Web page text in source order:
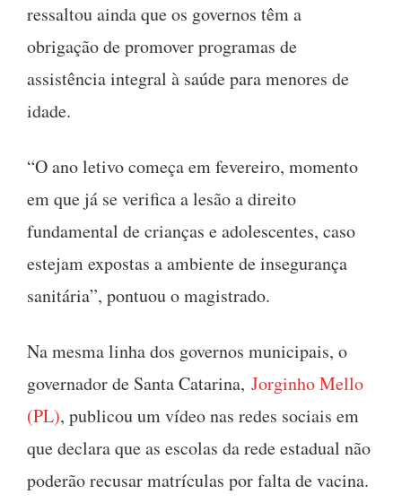
ressaltou ainda que os governos têm a
obrigação de promover programas de
assistência integral à saúde para menores de
idade.
“O ano letivo começa em fevereiro, momento
em que já se verifica a lesão a direito
fundamental de crianças e adolescentes, caso
estejam expostas a ambiente de insegurança
sanitária”, pontuou o magistrado.
Na mesma linha dos governos municipais, o
governador de Santa Catarina, Jorginho Mello
(PL), publicou um vídeo nas redes sociais em
que declara que as escolas da rede estadual não
poderão recusar matrículas por falta de vacina.